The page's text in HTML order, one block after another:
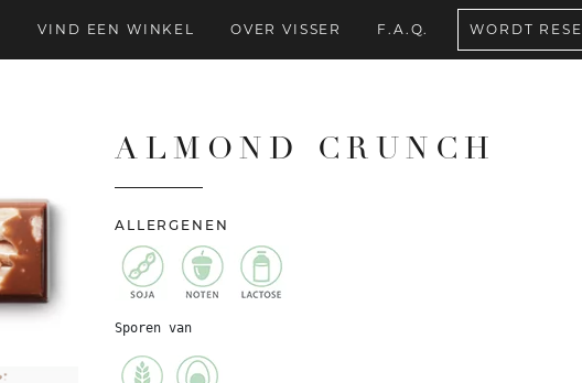
VIND EEN WINKEL OVER VISSER F.A.Q. WORDT
ALMOND CRUNCH
ALLERGENEN
Sporen van